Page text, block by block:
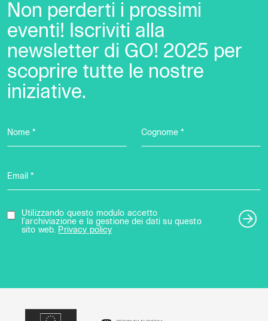
Non perderti i prossimi
eventi! Iscriviti alla
newsletter di GO! 2025 per
scoprire tutte le nostre
iniziative.
Nome * Cognome *
Email *
Utilizzando questo modulo accetto
l'archiviazione e la gestione dei dati su questo
sito web. Privacy policy